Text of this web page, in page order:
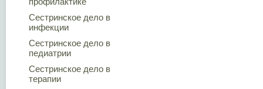
Сестринское дело в
инфекции
Сестринское дело в
педиатрии
Сестринское дело в
терапии